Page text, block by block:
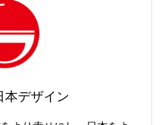
本デザイン